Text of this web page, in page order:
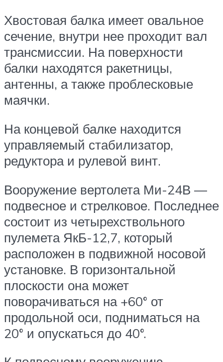
Хвостовая балка имеет овальное
сечение, внутри нее проходит вал
трансмиссии. На поверхности
балки находятся ракетницы,
антенны, а также проблесковые
маячки.
На концевой балке находится
управляемый стабилизатор,
редуктора и рулевой винт.
Вооружение вертолета Ми-24В —
подвесное и стрелковое. Последнее
состоит из четырехствольного
пулемета ЯкБ-12,7, который
расположен в подвижной носовой
установке. В горизонтальной
плоскости она может
поворачиваться на +60° от
продольной оси, подниматься на
20° и опускаться до 40°.